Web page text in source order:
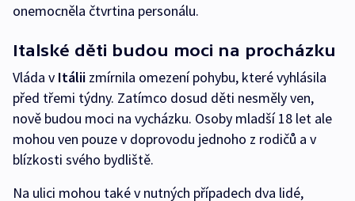
onemocněla čtvrtina personálu.
Italské děti budou moci na procházku
Vláda v Itálii zmírnila omezení pohybu, které vyhlásila
před třemi týdny. Zatímco dosud děti nesměly ven,
nově budou moci na vycházku. Osoby mladší 18 let ale
mohou ven pouze v doprovodu jednoho z rodičů a v
blízkosti svého bydliště.
Na ulici mohou také v nutných případech dva lidé,